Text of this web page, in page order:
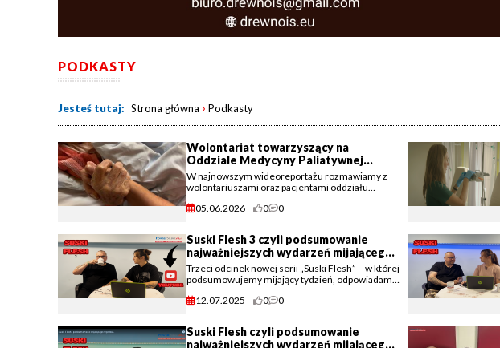
PODKASTY
Jesteś tutaj: Strona główna › Podkasty
Wolontariat towarzyszący na
Oddziale Medycyny Paliatywnej
Makowie Podhalańskim.
W najnowszym wideoreportażu rozmawiamy z
wolontariuszami oraz pacjentami oddziału
05.06.2026
0 0
Suski Flesh 3 czyli podsumowanie
najważniejszych wydarzeń mijającego
tygodnia.
Trzeci odcinek nowej serii „Suski Flesh” – w której
podsumowujemy mijający tydzień, odpowiadamy
najważniejszych wydarzeń.
12.07.2025 0 0
Suski Flesh czyli podsumowanie
najważniejszych wydarzeń mijającego